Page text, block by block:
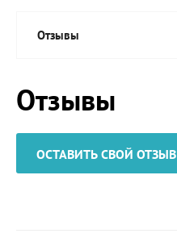
Отзывы
Отзывы
ОСТАВИТЬ СВОЙ ОТЗЫВ